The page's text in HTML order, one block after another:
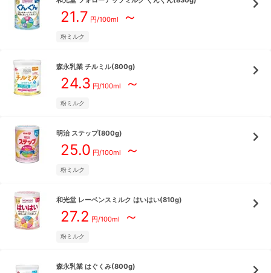
21.7 円/100ml ～
粉ミルク
森永乳業 チルミル(800g)
24.3 円/100ml ～
粉ミルク
明治 ステップ(800g)
25.0 円/100ml ～
粉ミルク
和光堂 レーベンスミルク はいはい(810g)
27.2 円/100ml ～
粉ミルク
森永乳業 はぐくみ(800g)